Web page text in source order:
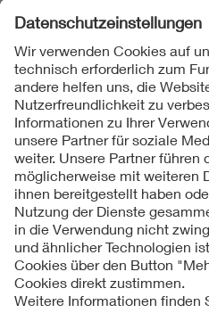
Folgen Sie uns
Kontakt
Impressum
Datenschutzinformationen